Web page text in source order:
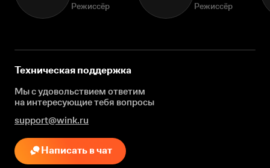
Режиссёр Режиссёр
Техническая поддержка
Мы с удовольствием ответим
на интересующиетебя вопросы
support@wink.ru
Написать в чат